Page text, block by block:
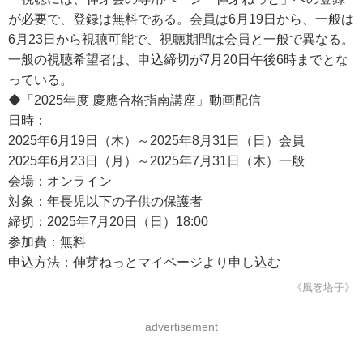
が必要で、登録は無料である。会員は6月19日から、一般は
6月23日から視聴可能で、視聴期間は会員と一般で異なる。
一般の視聴希望者は、申込締切が7月20日午後6時までとな
っている。
◆「2025年度 慶應合格指南講座」動画配信
日時：
2025年6月19日（木）～2025年8月31日（日）会員
2025年6月23日（月）～2025年7月31日（木）一般
会場：オンライン
対象：年長児以下の子供の保護者
締切：2025年7月20日（日）18:00
参加費：無料
申込方法：伸芽ねっとマイページより申し込む
《風巻塔子》
advertisement